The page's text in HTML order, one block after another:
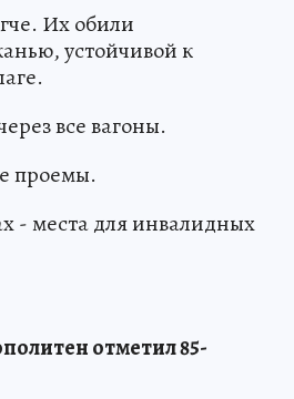
Их обили
устойчивой к
все вагоны.
проемы.
- места для инвалидных
отметил 85-